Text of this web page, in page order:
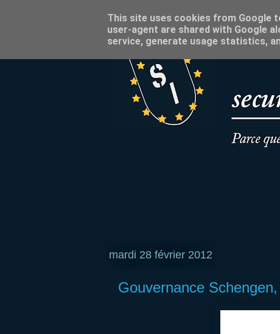
mardi 28 février 2012
Gouvernance
This site uses cookies from Google
user-agent are shared with Google
service, generate usage statistics,